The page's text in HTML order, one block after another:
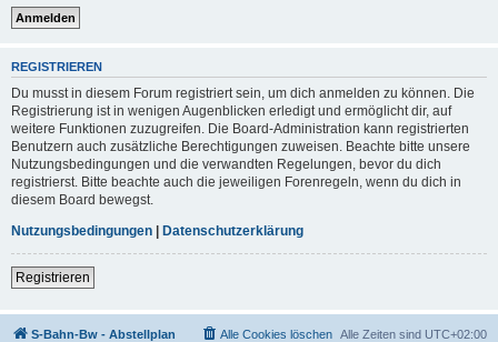
REGISTRIEREN
Du musst in diesem Forum registriert sein, um dich anmelden zu können. Die
Registrierung ist in wenigen Augenblicken erledigt und ermöglicht dir, auf
weitere Funktionen zuzugreifen. Die Board-Administration kann registrierten
Benutzern auch zusätzliche Berechtigungen zuweisen. Beachte bitte unsere
Nutzungsbedingungen und die verwandten Regelungen, bevor du dich
registrierst. Bitte beachte auch die jeweiligen Forenregeln, wenn du dich in
diesem Board bewegst.
Nutzungsbedingungen | Datenschutzerklärung
Registrieren
S-Bahn-Bw - Abstellplan Alle Zeiten sind UTC+02:00
Alle Cookies löschen